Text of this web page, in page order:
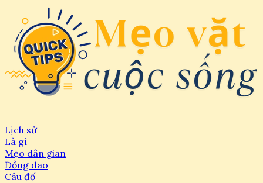
Lịch sử
Là gì
Mẹo dân gian
Đồng dao
Câu đố